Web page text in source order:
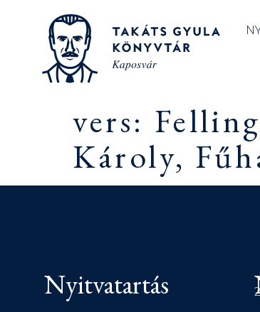
vers:
Károly,
Nyitvatartás